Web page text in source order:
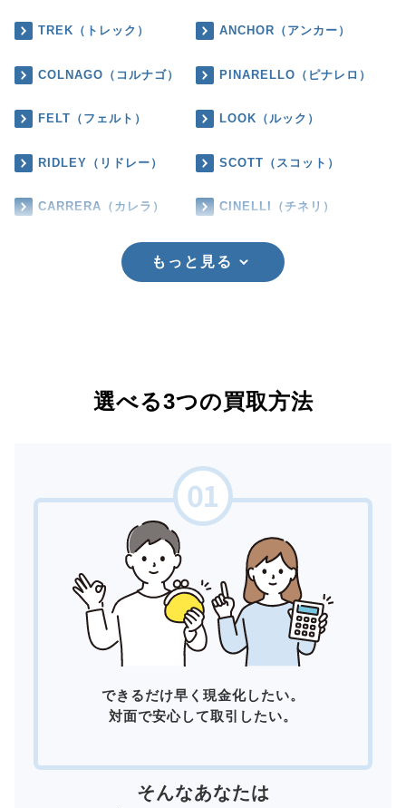
TREK（トレック） ANCHOR（アンカー）
COLNAGO（コルナゴ） PINARELLO（ピナレロ）
FELT（フェルト） LOOK（ルック）
RIDLEY（リドレー） SCOTT（スコット）
CARRERA（カレラ） CINELLI（チネリ）
もっと見る
選べる3つの買取方法
できるだけ早く現金化したい。
対面で安心して取引したい。
そんなあなたは